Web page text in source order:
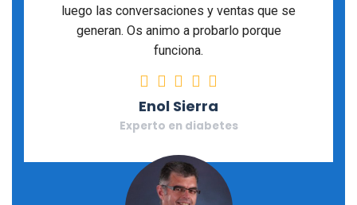
luego las conversaciones y ventas que se
generan. Os animo a probarlo porque
funciona.
Rating: 5 stars
Enol Sierra
Experto en diabetes